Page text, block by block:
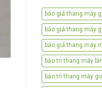
báo giá thang máy
báo giá thang máy
báo giá thang máy
bảo trì thang máy
bảo trì thang máy